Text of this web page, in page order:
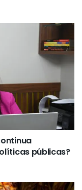
públicas?